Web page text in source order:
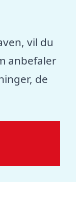
vil du
anbefaler
de